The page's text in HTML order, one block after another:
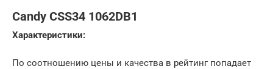
Candy CSS34 1062DB1
Характеристики:
По соотношению цены и качества в рейтинг попадает